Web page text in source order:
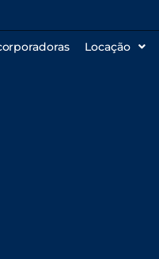
Locação